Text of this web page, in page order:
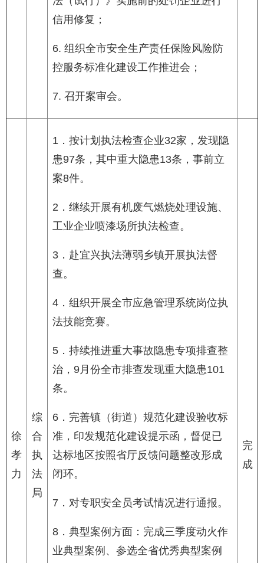
信用修复；
6. 组织全市安全生产责任保险风险防
控服务标准化建设工作推进会；
7. 召开案审会。
徐
孝
力
综
合
执
法
局
1．按计划执法检查企业32家，发现隐
患97条，其中重大隐患13条，事前立
案8件。
2．继续开展有机废气燃烧处理设施、
工业企业喷漆场所执法检查。
3．赴宜兴执法薄弱乡镇开展执法督
查。
4．组织开展全市应急管理系统岗位执
法技能竞赛。
5．持续推进重大事故隐患专项排查整
治，9月份全市排查发现重大隐患101
条。
6．完善镇（街道）规范化建设验收标
准，印发规范化建设提示函，督促已
达标地区按照省厅反馈问题整改形成
闭环。
7．对专职安全员考试情况进行通报。
8．典型案例方面：完成三季度动火作
业典型案例、参选全省优秀典型案例
完
成